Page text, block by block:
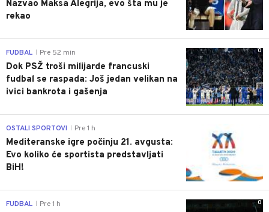
Nazvao Maksa Alegrija, evo šta mu je
rekao
0
FUDBAL Pre 52 min
Dok PSŽ troši milijarde francuski
fudbal se raspada: Još jedan velikan na
ivici bankrota i gašenja
OSTALI SPORTOVI Pre 1 h
Mediteranske igre počinju 21. avgusta:
Evo koliko će sportista predstavljati
BiH!
0
FUDBAL Pre 1 h